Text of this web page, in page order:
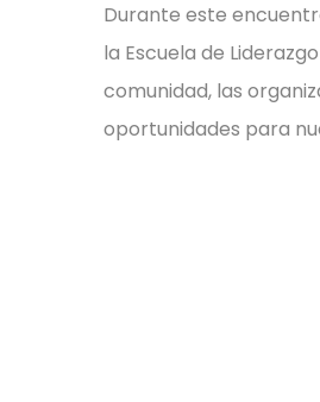
Durante este
la Escuela de
comunidad, las
oportunidades para